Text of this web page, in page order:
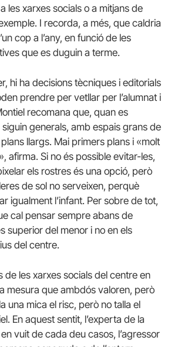
les xarxes socials o a mitjans de
I recorda, a més, que caldria
cop a l’any, en funció de les
que es duguin a terme.
hi ha decisions tècniques i editorials
prendre per vetllar per l’alumnat i
recomana que, quan es
generals, amb espais grans de
plans llargs. Mai primers plans i «molt
afirma. Si no és possible evitar-les,
els rostres és una opció, però
de sol no serveixen, perquè
igualment l’infant. Per sobre de tot,
cal pensar sempre abans de
superior del menor i no en els
del centre.
de les xarxes socials del centre en
mesura que ambdós valoren, però
una mica el risc, però no talla el
En aquest sentit, l’experta de la
vuit de cada deu casos, l’agressor